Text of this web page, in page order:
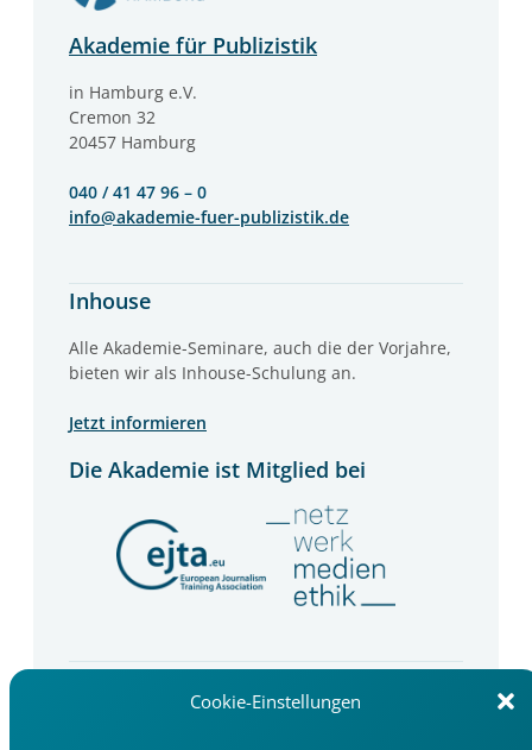
Cookie-Einstellungen
Akademie für Publizistik
in Hamburg e.V.
Cremon 32
20457 Hamburg
040 / 41 47 96 – 0
info@akademie-fuer-publizistik.de
Inhouse
Alle Akademie-Seminare, auch die der Vorjahre,
bieten wir als Inhouse-Schulung an.
Jetzt informieren
Die Akademie ist Mitglied bei
Newsletter